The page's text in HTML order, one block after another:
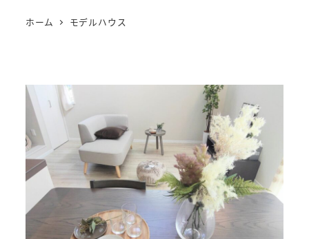
ホーム モデルハウス